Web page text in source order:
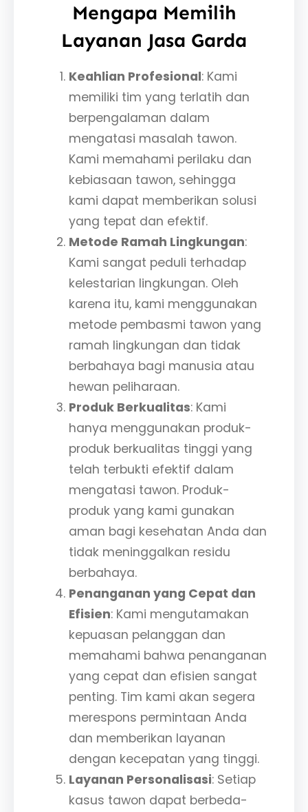
Mengapa Memilih
Layanan Jasa Garda
Keahlian Profesional: Kami
memiliki tim yang terlatih dan
berpengalaman dalam
mengatasi masalah tawon.
Kami memahami perilaku dan
kebiasaan tawon, sehingga
kami dapat memberikan solusi
yang tepat dan efektif.
Metode Ramah Lingkungan:
Kami sangat peduli terhadap
kelestarian lingkungan. Oleh
karena itu, kami menggunakan
metode pembasmi tawon yang
ramah lingkungan dan tidak
berbahaya bagi manusia atau
hewan peliharaan.
Produk Berkualitas: Kami
hanya menggunakan produk-
produk berkualitas tinggi yang
telah terbukti efektif dalam
mengatasi tawon. Produk-
produk yang kami gunakan
aman bagi kesehatan Anda dan
tidak meninggalkan residu
berbahaya.
Penanganan yang Cepat dan
Efisien: Kami mengutamakan
kepuasan pelanggan dan
memahami bahwa penanganan
yang cepat dan efisien sangat
penting. Tim kami akan segera
merespons permintaan Anda
dan memberikan layanan
dengan kecepatan yang tinggi.
Layanan Personalisasi: Setiap
kasus tawon dapat berbeda-